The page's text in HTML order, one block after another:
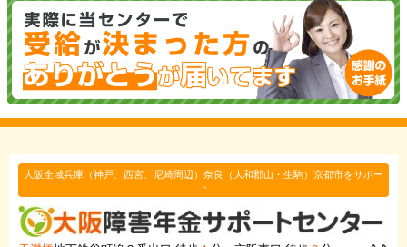
大阪全域兵庫（神戸、西宮、尼崎周辺）奈良（大和郡山・生駒）京都市をサポー
ト